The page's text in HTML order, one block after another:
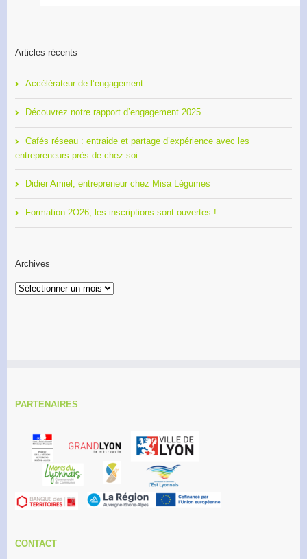
Articles récents
Accélérateur de l’engagement
Découvrez notre rapport d’engagement 2025
Cafés réseau : entraide et partage d’expérience avec les
entrepreneurs près de chez soi
Didier Amiel, entrepreneur chez Misa Légumes
Formation 2O26, les inscriptions sont ouvertes !
Archives
Archives
PARTENAIRES
CONTACT